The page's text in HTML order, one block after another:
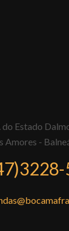
do Estado
Amores -